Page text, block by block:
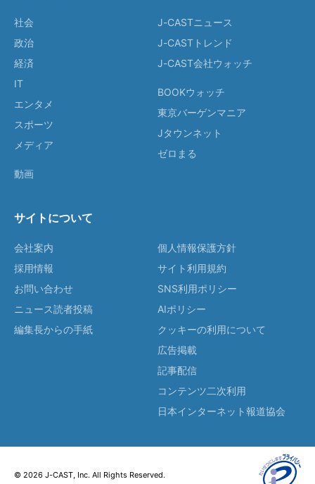
社会
政治
経済
IT
エンタメ
スポーツ
メディア
動画
J-CASTニュース
J-CASTトレンド
J-CAST会社ウォッチ
BOOKウォッチ
東京バーゲンマニア
Jタウンネット
ゼロまる
サイトについて
会社案内
採用情報
お問い合わせ
ニュース読者投稿
編集長からの手紙
個人情報保護方針
サイト利用規約
SNS利用ポリシー
AIポリシー
クッキーの利用について
広告掲載
記事配信
コンテンツ二次利用
日本インターネット報道協会
© 2026 J-CAST, Inc. All Rights Reserved.